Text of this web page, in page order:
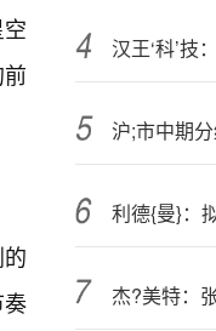
汉王‘科’技
杰?美特：